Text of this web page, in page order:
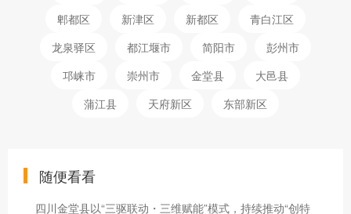
郫都区
新津区 新都区
青白江区
龙泉驿区
都江堰市 简阳市
彭州市
邛崃市
崇州市 金堂县
大邑县
蒲江县
天府新区 东部新区
随便看看
四川金堂县以“三驱联动・三维赋能”模式，持续推动“创特